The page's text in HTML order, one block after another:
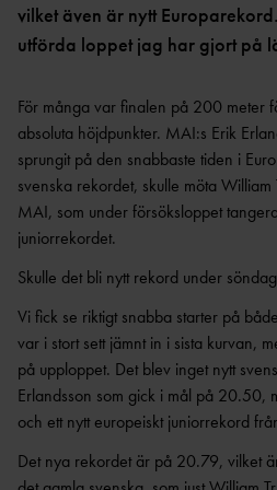
NYHETER
NYHETER FRÅN
RF
PARAFRIIDRO
TT
2026
ANTIDOPING
UTBILDNING
AR
MEDICINSK
DISPENS
VISTELSERAPPORTERI
NG
GRENPROGRAM &
POÄNGTABELLER
INTYG
KASTSÄKERH
ET
BANMÄTNIN
G
BARN
TÄVLINGAR FÖR
UNGDOM
SVENSKA
SM-TÄVLINGAR OCH
INTERNATIONELLA
MÄSTERSKAP
LEAGUE
UTMÄRKELSER OCH
PRISER
SVENSKA
VÄRLDSREKORD
SVENSKA
VÄRLDSÅRSBÄSTAN
NCAA – AMERIKANSKA
GP-
FINALEN
ATEA
FRIIDROTTSGALAN
vilket även är nytt
utförda loppet jag har gjort på
För många var finalen på 200 meter
absoluta höjdpunkter. MAI:s Erik
sprungit på den snabbaste tiden i
svenska rekordet, skulle möta
MAI, som under försöksloppet
juniorrekordet.
Skulle det bli nytt rekord under
Vi fick se riktigt snabba starter på
var i stort sett jämnt in i sista kurvan,
på upploppet. Det blev inget nytt
Erlandsson som gick i mål på 20.50,
och ett nytt europeiskt juniorrekord
Det nya rekordet är på 20.79, vilket